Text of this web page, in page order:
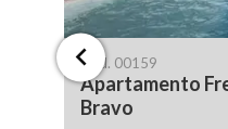
Cód. 00159
Apartamento
Bravo